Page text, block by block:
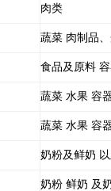
肉类
蔬菜 肉制品
食品及原料
蔬菜 水果 容
蔬菜 水果 容
奶粉及鲜奶
奶粉 鲜奶 及